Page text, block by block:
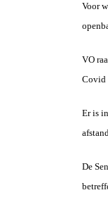
Voor
VO
Covid
Er is
De